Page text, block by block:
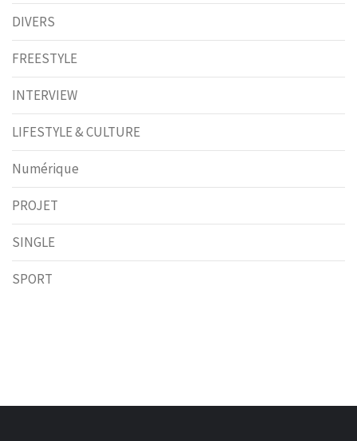
DIVERS
FREESTYLE
INTERVIEW
LIFESTYLE & CULTURE
Numérique
PROJET
SINGLE
SPORT